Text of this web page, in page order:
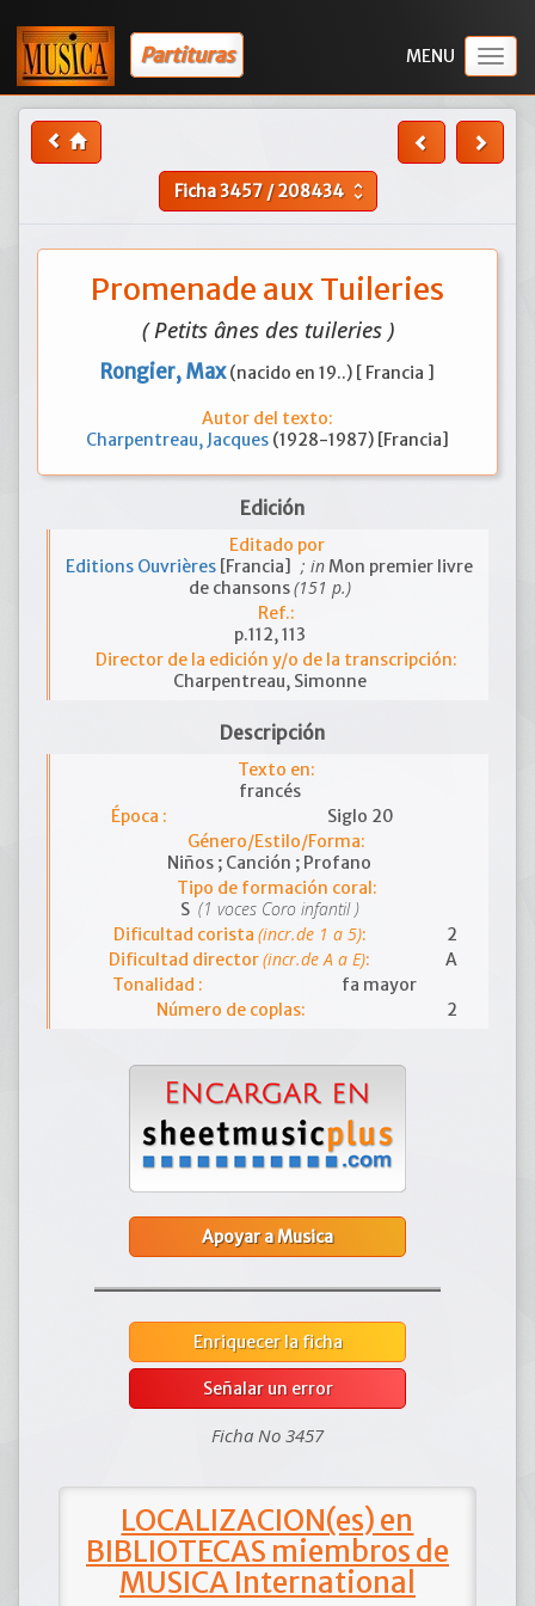
Partituras
Ficha3457/208434 unfold_more
Promenade aux Tuileries
( Petits ânes des tuileries )
Rongier, Max (nacido en 19..) [ Francia ]
Autor del texto:
Charpentreau, Jacques (1928-1987) [Francia]
Edición
Editado por
Editions Ouvrières [Francia] ; inMon premier livre
de chansons(151 p.)
Ref.:
p.112, 113
Director de la edición y/o de la transcripción:
Charpentreau, Simonne
Descripción
Texto en:
francés
Época :
Siglo 20
Género/Estilo/Forma:
Niños ; Canción ; Profano
Tipo de formación coral:
S (1 voces Coro infantil )
Dificultad corista (incr.de 1 a 5):
2
Dificultad director(incr.de A a E):
A
Tonalidad :
fa mayor
Número de coplas:
2
Apoyar a Musica
Enriquecer la ficha
Señalar un error
Ficha No 3457
LOCALIZACION(es) en
BIBLIOTECAS miembros de
MUSICA International